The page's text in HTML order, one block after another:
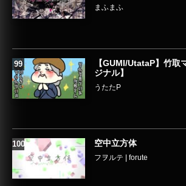
まふまふ
【GUMI/UtataP】竹取
ジナル】
うたたP
空中立方体
フヲルテ | forute